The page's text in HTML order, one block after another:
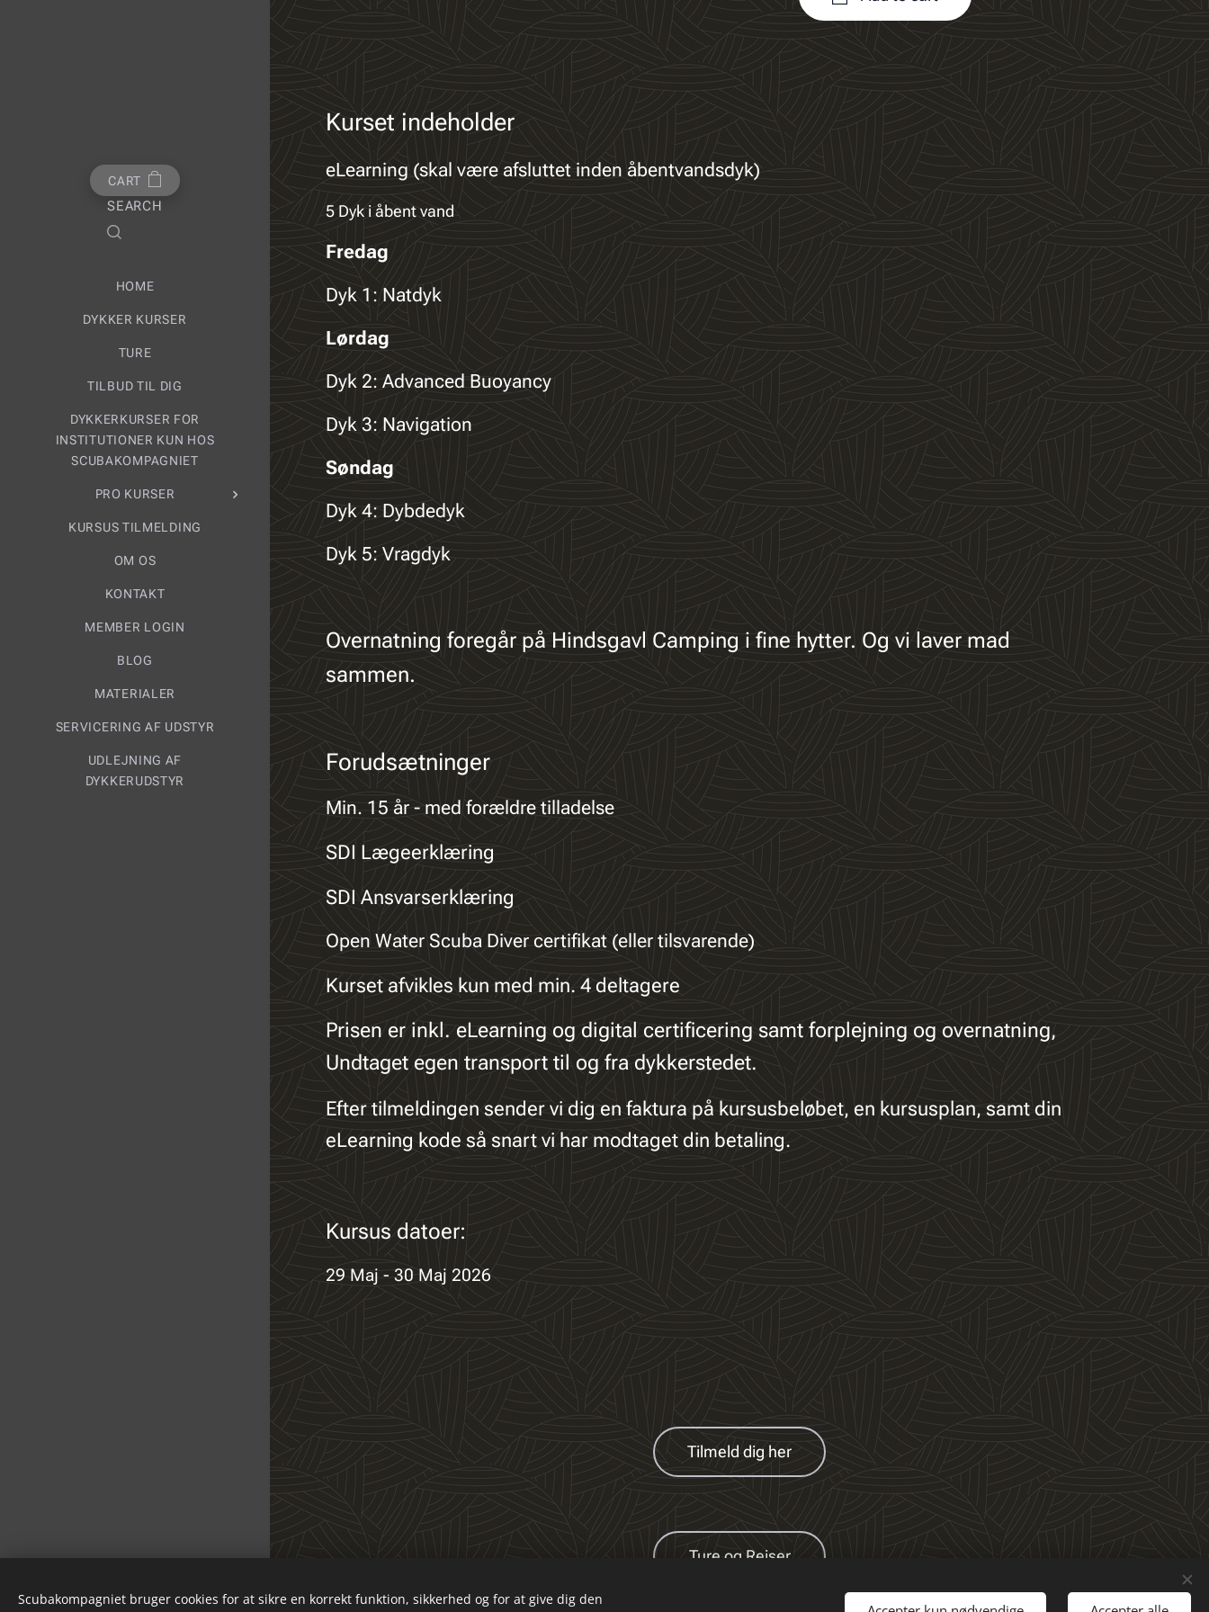
CART
SEARCH
HOME
DYKKER KURSER
TURE
TILBUD TIL DIG
DYKKERKURSER FOR
INSTITUTIONER KUN HOS
SCUBAKOMPAGNIET
PRO KURSER
KURSUS TILMELDING
OM OS
KONTAKT
MEMBER LOGIN
BLOG
MATERIALER
SERVICERING AF UDSTYR
UDLEJNING AF
DYKKERUDSTYR
Kurset indeholder
eLearning (skal være afsluttet inden åbentvandsdyk)
5 Dyk i åbent vand
Fredag
Dyk 1: Natdyk
Lørdag
Dyk 2: Advanced Buoyancy
Dyk 3: Navigation
Søndag
Dyk 4: Dybdedyk
Dyk 5: Vragdyk
Overnatning foregår på Hindsgavl Camping i fine hytter. Og vi laver mad
sammen.
Forudsætninger
Min. 15 år - med forældre tilladelse
SDI Lægeerklæring
SDI Ansvarserklæring
Open Water Scuba Diver certifikat (eller tilsvarende)
Kurset afvikles kun med min. 4 deltagere
Prisen er inkl. eLearning og digital certificering samt forplejning og overnatning,
Undtaget egen transport til og fra dykkerstedet.
Efter tilmeldingen sender vi dig en faktura på kursusbeløbet, en kursusplan, samt din
eLearning kode så snart vi har modtaget din betaling.
Kursus datoer:
29 Maj - 30 Maj 2026
Tilmeld dig her
Ture og Rejser
Scubakompagniet bruger cookies for at sikre en korrekt funktion, sikkerhed og for at give dig den